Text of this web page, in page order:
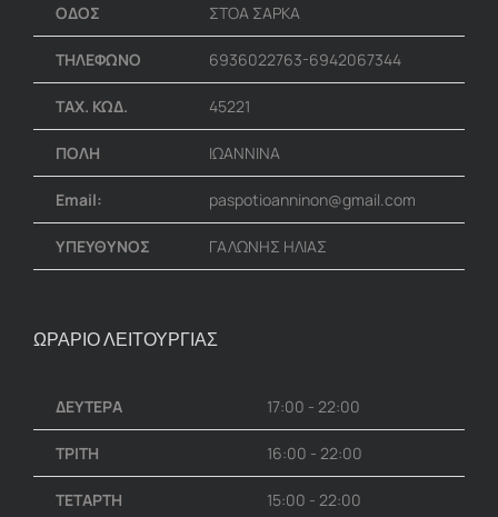
ΟΔΟΣ ΣΤΟΑ ΣΑΡΚΑ
ΤΗΛΕΦΩΝΟ 6936022763-6942067344
ΤΑΧ. ΚΩΔ. 45221
ΠΟΛΗ ΙΩΑΝΝΙΝΑ
Email: paspotioanninon@gmail.com
ΥΠΕΥΘΥΝΟΣ ΓΑΛΩΝΗΣ ΗΛΙΑΣ
ΩΡΑΡΙΟ ΛΕΙΤΟΥΡΓΙΑΣ
ΔΕΥΤΕΡΑ 17:00 - 22:00
ΤΡΙΤΗ 16:00 - 22:00
ΤΕΤΑΡΤΗ 15:00 - 22:00